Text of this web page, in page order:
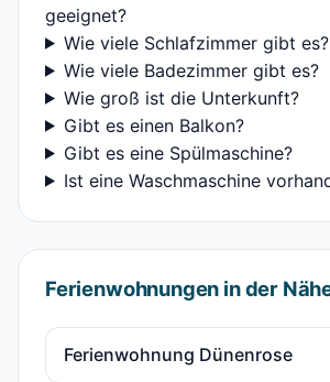
geeignet?
Wie viele Schlafzimmer gibt es?
Wie viele Badezimmer gibt es?
Wie groß ist die Unterkunft?
Gibt es einen Balkon?
Gibt es eine Spülmaschine?
Ist eine Waschmaschine
Ferienwohnungen in der
Ferienwohnung Dünenrose